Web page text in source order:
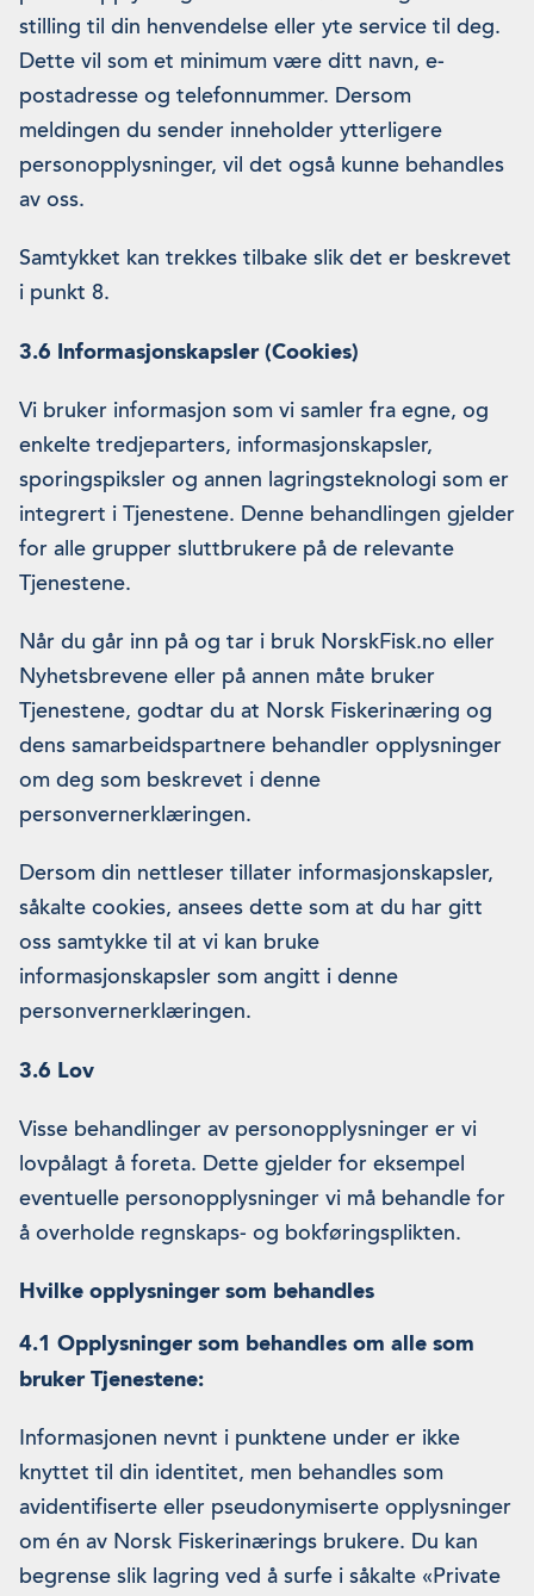
stilling til din henvendelse eller yte service til deg.
Dette vil som et minimum være ditt navn, e-
postadresse og telefonnummer. Dersom
meldingen du sender inneholder ytterligere
personopplysninger, vil det også kunne behandles
av oss.
Samtykket kan trekkes tilbake slik det er beskrevet
i punkt 8.
3.6 Informasjonskapsler (Cookies)
Vi bruker informasjon som vi samler fra egne, og
enkelte tredjeparters, informasjonskapsler,
sporingspiksler og annen lagringsteknologi som er
integrert i Tjenestene. Denne behandlingen gjelder
for alle grupper sluttbrukere på de relevante
Tjenestene.
Når du går inn på og tar i bruk NorskFisk.no eller
Nyhetsbrevene eller på annen måte bruker
Tjenestene, godtar du at Norsk Fiskerinæring og
dens samarbeidspartnere behandler opplysninger
om deg som beskrevet i denne
personvernerklæringen.
Dersom din nettleser tillater informasjonskapsler,
såkalte cookies, ansees dette som at du har gitt
oss samtykke til at vi kan bruke
informasjonskapsler som angitt i denne
personvernerklæringen.
3.6 Lov
Visse behandlinger av personopplysninger er vi
lovpålagt å foreta. Dette gjelder for eksempel
eventuelle personopplysninger vi må behandle for
å overholde regnskaps- og bokføringsplikten.
Hvilke opplysninger som behandles
4.1 Opplysninger som behandles om alle som
bruker Tjenestene:
Informasjonen nevnt i punktene under er ikke
knyttet til din identitet, men behandles som
avidentifiserte eller pseudonymiserte opplysninger
om én av Norsk Fiskerinærings brukere. Du kan
begrense slik lagring ved å surfe i såkalte «Private